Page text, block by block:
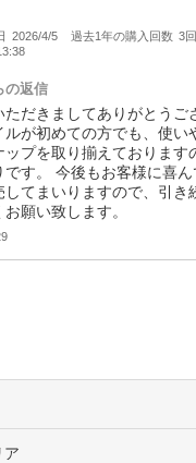
2026/4/5 過去1年の購入回数 3回
の返信
ただきましてありがとうご
ルが初めての方でも、使い
ップを取り揃えております
です。 今後もお客様に喜
してまいりますので、引き
願い致します。
ア